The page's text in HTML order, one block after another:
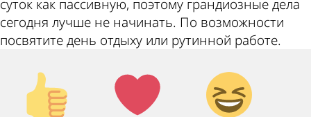
суток как пассивную, поэтому грандиозные дела
сегодня лучше не начинать. По возможности
посвятите день отдыху или рутинной работе.
Палец
вверх!
Лайк!
Дикий
смех!